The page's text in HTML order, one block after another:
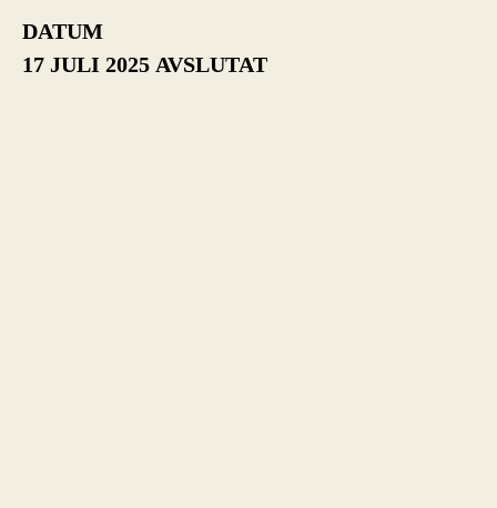
DATUM
17 JULI 2025 AVSLUTAT